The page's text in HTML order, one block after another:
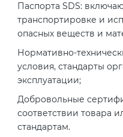
Паспорта SDS:
транспортировке и
опасных веществ и
Нормативно-
условия, стандарты
эксплуатации;
Добровольные
соответствии товара
стандартам.
Сертификация
Сертификация
продукции
Сертификация для
маркетплейсов
27001-2021
Сертификат на ИСМ
(торговой марки) в
Заключение ФСТЭК
Декларация связи
Сертификат ГОСТ Р
Декларация ГОСТ Р
Добровольная
Добровольный
ТР ТС 011/2011
лифтов»
О требованиях к
обеспечения
безопасности и
Декларация